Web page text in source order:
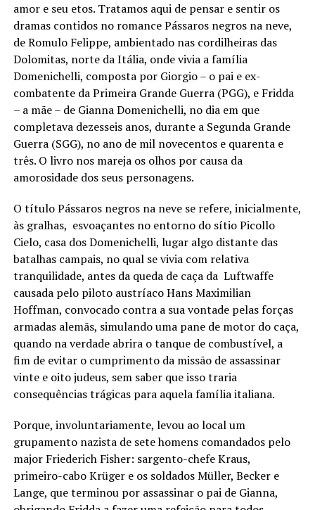
amor e seu etos. Tratamos aqui de pensar e sentir os
dramas contidos no romance Pássaros negros na neve,
de Romulo Felippe, ambientado nas cordilheiras das
Dolomitas, norte da Itália, onde vivia a família
Domenichelli, composta por Giorgio – o pai e ex-
combatente da Primeira Grande Guerra (PGG), e Fridda
– a mãe – de Gianna Domenichelli, no dia em que
completava dezesseis anos, durante a Segunda Grande
Guerra (SGG), no ano de mil novecentos e quarenta e
três. O livro nos mareja os olhos por causa da
amorosidade dos seus personagens.
O título Pássaros negros na neve se refere, inicialmente,
às gralhas, esvoaçantes no entorno do sítio Picollo
Cielo, casa dos Domenichelli, lugar algo distante das
batalhas campais, no qual se vivia com relativa
tranquilidade, antes da queda de caça da Luftwaffe
causada pelo piloto austríaco Hans Maximilian
Hoffman, convocado contra a sua vontade pelas forças
armadas alemãs, simulando uma pane de motor do caça,
quando na verdade abrira o tanque de combustível, a
fim de evitar o cumprimento da missão de assassinar
vinte e oito judeus, sem saber que isso traria
consequências trágicas para aquela família italiana.
Porque, involuntariamente, levou ao local um
grupamento nazista de sete homens comandados pelo
major Friederich Fisher: sargento-chefe Kraus,
primeiro-cabo Krüger e os soldados Müller, Becker e
Lange, que terminou por assassinar o pai de Gianna,